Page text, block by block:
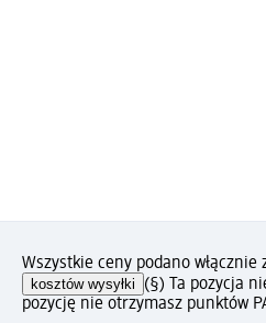
Wszystkie ceny podano włącznie
kosztów wysyłki (§) Ta pozycja
pozycję nie otrzymasz punktów